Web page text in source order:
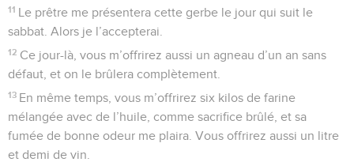
11 Le prêtre me présentera cette gerbe le jour qui suit le
sabbat. Alors je l’accepterai.
12 Ce jour-là, vous m’offrirez aussi un agneau d’un an sans
défaut, et on le brûlera complètement.
13 En même temps, vous m’offrirez six kilos de farine
mélangée avec de l’huile, comme sacrifice brûlé, et sa
fumée de bonne odeur me plaira. Vous offrirez aussi un litre
et demi de vin.